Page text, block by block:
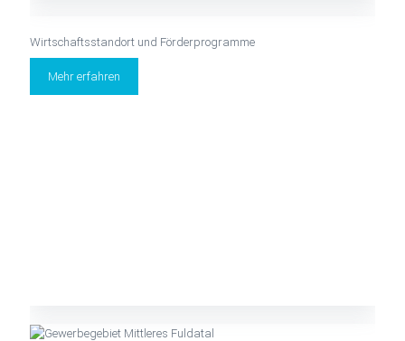
Wirtschaftsstandort und Förderprogramme
Mehr erfahren